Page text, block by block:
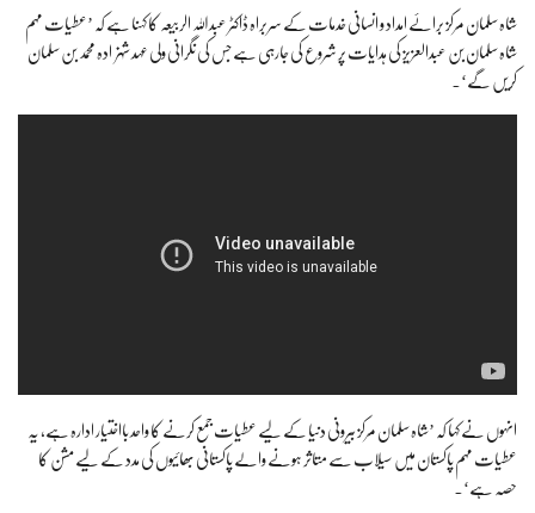
شاہ سلمان مرکز برائے امداد و انسانی خدمات کے سربراہ ڈاکٹر عبداللہ الربیعہ کا کہنا ہے کہ ’عطیات مہم
شاہ سلمان بن عبدالعزیز کی ہدایات پر شروع کی جارہی ہے جس کی نگرانی ولی عہد شہزادہ محمد بن سلمان
کریں گے‘۔
انہوں نے کہا کہ ’شاہ سلمان مرکز بیرونی دنیا کے لیے عطیات جمع کرنے کا واحد بااختیار ادارہ ہے، یہ
عطیات مہم پاکستان میں سیلاب سے متاثر ہونے والے پاکستانی بھائیوں کی مدد کے لیے مشن کا
حصہ ہے‘۔